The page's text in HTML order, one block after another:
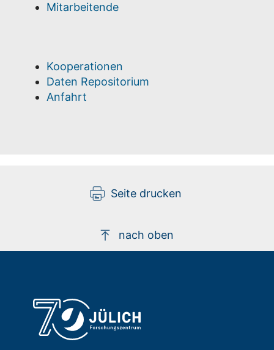
Mitarbeitende
Kooperationen
Daten Repositorium
Anfahrt
Seite drucken
nach oben